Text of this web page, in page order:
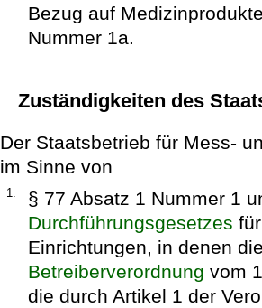
Bezug auf
Nummer 1a.
Zuständigkeiten des
Der Staatsbetrieb für Mess-
im Sinne von
1.
§ 77 Absatz 1 Nummer 1
Durchführungsgesetzes
Einrichtungen, in denen
Betreiberverordnung vom
die durch Artikel 1 der